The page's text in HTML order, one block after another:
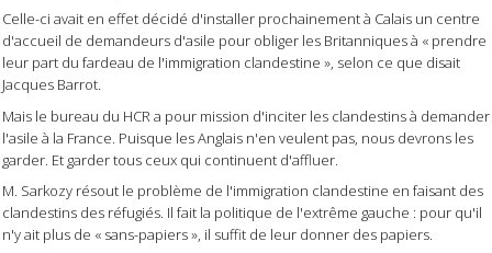
Celle-ci avait en effet décidé d'installer prochainement à Calais un centre
d'accueil de demandeurs d'asile pour obliger les Britanniques à « prendre
leur part du fardeau de l'immigration clandestine », selon ce que disait
Jacques Barrot.
Mais le bureau du HCR a pour mission d'inciter les clandestins à demander
l'asile à la France. Puisque les Anglais n'en veulent pas, nous devrons les
garder. Et garder tous ceux qui continuent d'affluer.
M. Sarkozy résout le problème de l'immigration clandestine en faisant des
clandestins des réfugiés. Il fait la politique de l'extrême gauche : pour qu'il
n'y ait plus de « sans-papiers », il suffit de leur donner des papiers.